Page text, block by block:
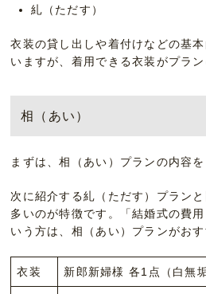
糺（ただす）
衣装の貸し出しや着付けなどの基
いますが、着用できる衣装がプラン
相（あい）
まずは、相（あい）プランの内容を
次に紹介する糺（ただす）プラン
多いのが特徴です。「結婚式の費
いう方は、相（あい）プランがおす
衣装 新郎新婦様 各1点（白無